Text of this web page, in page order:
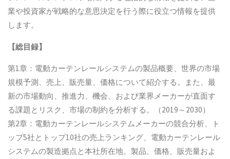
業や投資家が戦略的な意思決定を行う際に役立つ情報を提供
します。
【総目録】
第1章：電動カーテンレールシステムの製品概要、世界の市場
規模予測、売上、販売量、価格について紹介する。また、最
新の市場動向、推進力、機会、および業界メーカーが直面す
る課題とリスク、市場の制約を分析する。（2019～2030）
第2章：電動カーテンレールシステムメーカーの競合分析、ト
ップ5社とトップ10社の売上ランキング、電動カーテンレール
システムの製造拠点と本社所在地、製品、価格、販売量およ